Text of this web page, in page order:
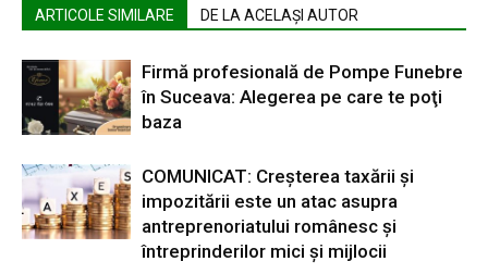
ARTICOLE SIMILARE DE LA ACELAȘI AUTOR
Firmă profesională de Pompe Funebre
în Suceava: Alegerea pe care te poţi
baza
COMUNICAT: Creșterea taxării și
impozitării este un atac asupra
antreprenoriatului românesc și
întreprinderilor mici și mijlocii